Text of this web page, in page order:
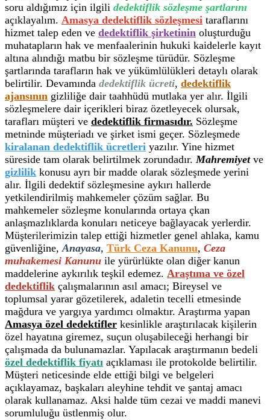
soru aldığımız için ilgili dedektiflik sözleşme şartlarını
açıklayalım. Amasya dedektiflik sözleşmesi taraflarını
hizmet talep eden ve dedektiflik şirketinin oluşturduğu
muhatapların hak ve menfaalerinin hukuki kaidelerle kayıt
altına alındığı matbu bir sözleşme türüdür. Sözleşme
şartlarında tarafların hak ve yükümlülükleri detaylı olarak
belirtilir. Devamında dedektiflik ücreti, dedektiflik
ajansının gizliliğe dair taahhüdü mutlaka yer alır. İlgili
sözleşmelere dair içerikleri biraz özetleyecek olursak,
tarafları müşteri ve dedektiflik firmasıdır. Sözleşme
metninde müşteriadı ve şirket ismi geçer. Sözleşmede
kiralanan dedektiflik ücretleri yazılır. Yine hizmet
süreside tam olarak belirtilmek zorundadır.Mahremiyetve
gizlilik konusu ayrı bir madde olarak sözleşmede yerini
alır. İlgili dedektif sözleşmesine aykırı hallerde
yetkilendirilmiş mahkemeler çözüm sağlar. Bu
mahkemeler sözleşme konularında ortaya çkan
anlaşmazlıklarda konuları neticeye bağlayacak yerlerdir.
Müşterilerimizin talep ettiği hizmetler genel ahlaka, kamu
güvenliğine,Anayasa, Türk Ceza Kanunu, Ceza
muhakemesi Kanunu ile yürürlükte olan diğer kanun
maddelerine aykırılık teşkil edemez. Araştıma ve özel
dedektiflik çalışmalarının asıl amacı; Bireysel ve
toplumsal yarar gözetilerek, adaletin tecelli etmesinde
mağdura ve yargıya yardımcı olmaktır. Araştırma yapan
Amasya özel dedektifler kesinlikle araştırılacak kişilerin
özel hayatına giremez, suçun oluşabileceği herhangi bir
çalışmada da bulunamazlar. Yapılacak araştırmanın bedeli
özel dedektiflik fiyatı açıklaması ile protokolde belirtilir.
Müşteri neticesinde elde ettiği bilgi ve belgeleri
açıklayamaz, başkaları aleyhine tehdit ve şantaj amacı
olarak kullanamaz. Aksi halde tüm cezai ve maddi manevi
sorumluluğu üstlenmiş olur.